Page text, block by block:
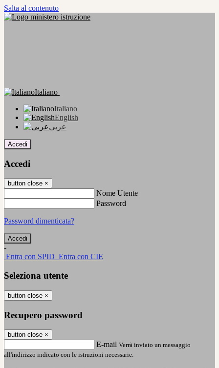
Salta al contenuto
Italiano
Italiano
English
عربى
Accedi
Accedi
button close ×
Nome Utente
Password
Password dimenticata?
-
Entra con SPID Entra con CIE
Seleziona utente
button close ×
Recupero password
button close ×
E-mail Verrà inviato un messaggio
all'indirizzo indicato con le istruzioni necessarie.